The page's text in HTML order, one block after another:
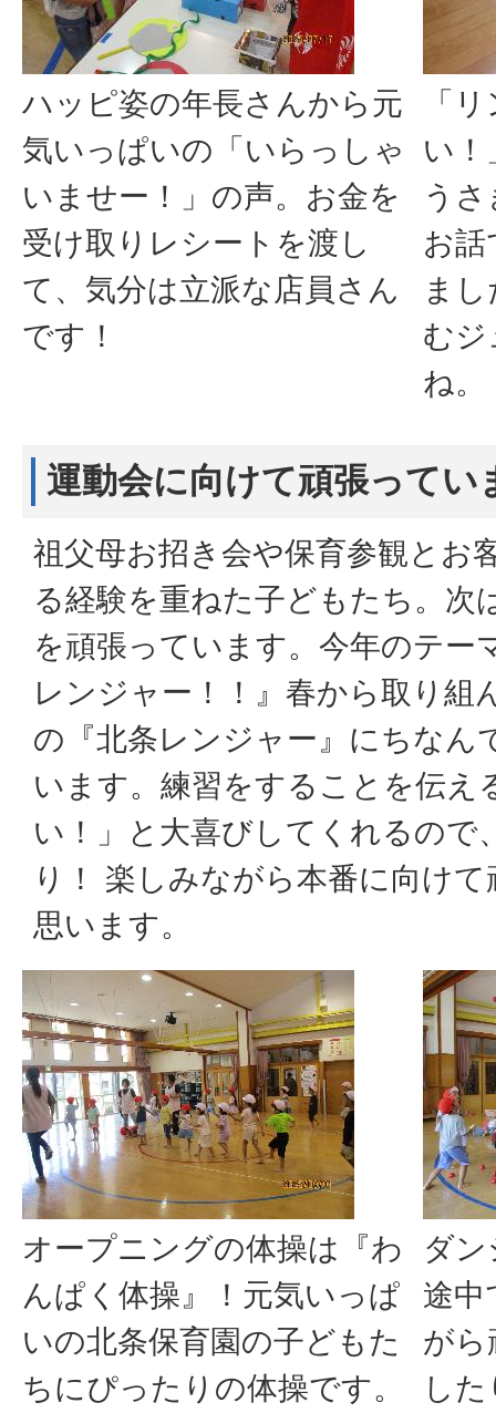
ハッピ姿の年長さんから元
気いっぱいの「いらっしゃ
いませー！」の声。お金を
受け取りレシートを渡し
て、気分は立派な店員さん
です！
「
い！
う
お
ま
むジ
ね。
運動会に向けて頑張ってい
祖父母お招き会や保育参観とお
る経験を重ねた子どもたち。次
を頑張っています。今年のテー
レンジャー！！』春から取り組
の『北条レンジャー』にちなん
います。練習をすることを伝え
い！」と大喜びしてくれるので
り！ 楽しみながら本番に向け
思います。
オープニングの体操は『わ
んぱく体操』！元気いっぱ
いの北条保育園の子どもた
ちにぴったりの体操です。
ダ
途中
がら
し